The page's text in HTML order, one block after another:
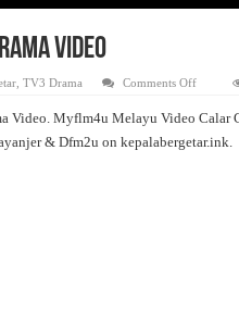
Video
, TV3 Drama Comments Offon
Live
2
Video. Myflm4u Melayu Video Calar
& Dfm2u on kepalabergetar.ink.